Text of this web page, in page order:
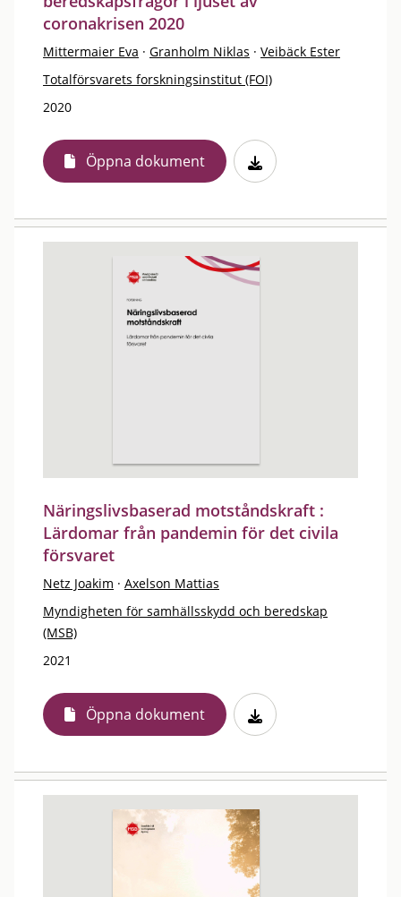
coronakrisen 2020
Mittermaier Eva · Granholm Niklas · Veibäck Ester
Totalförsvarets forskningsinstitut (FOI)
2020
Öppna dokument
Näringslivsbaserad motståndskraft :
Lärdomar från pandemin för det civila
försvaret
Netz Joakim · Axelson Mattias
Myndigheten för samhällsskydd och beredskap
(MSB)
2021
Öppna dokument